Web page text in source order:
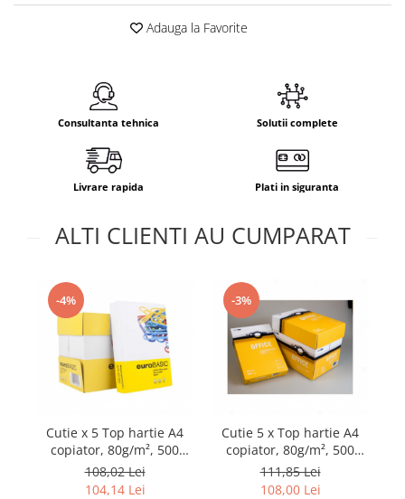
Adauga la Favorite
Consultanta tehnica Solutii complete
Livrare rapida Plati in siguranta
ALTI CLIENTI AU CUMPARAT
-4%
Cutie x 5 Top hartie A4
copiator, 80g/m², 500
coli/top, euroBASIC
108,02 Lei
104,14 Lei
-3%
Cutie 5 x Top hartie A4
copiator, 80g/m², 500
coli/top, OFFICE
111,85 Lei
108,00 Lei